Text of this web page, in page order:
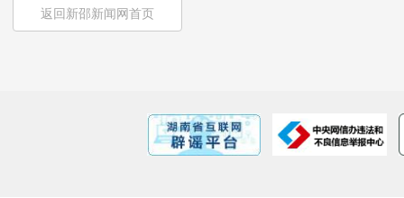
返回新邵新闻网首页